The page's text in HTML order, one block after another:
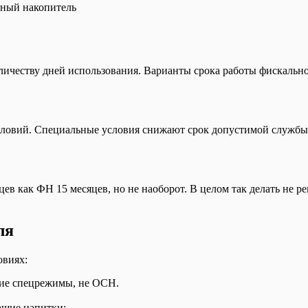
для маркетплейсов
магазин
контрагентов
накопитель
дней использования. Варианты срока работы
Специальные условия снижают срок допустимой
как ФН 15 месяцев, но не наоборот. В целом так делать не
спецрежимы, не ОСН.